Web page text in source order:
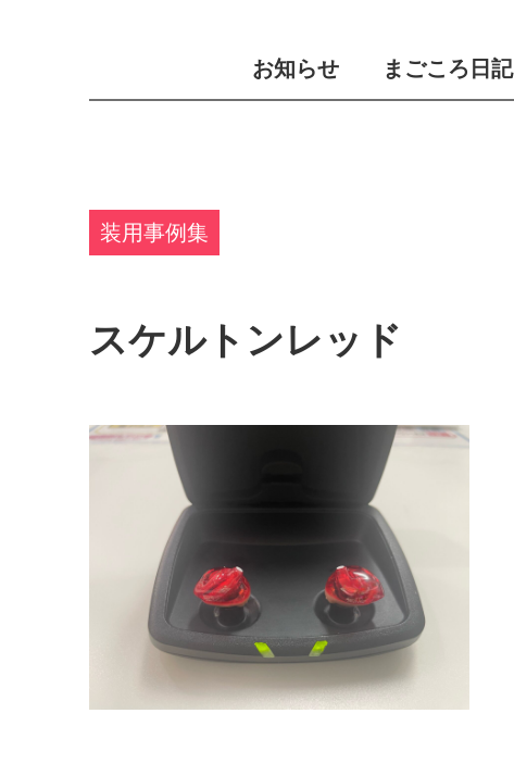
お知らせ まごころ日記
装用事例集
スケルトンレッド